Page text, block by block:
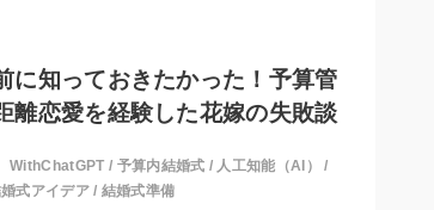
に知っておきたかった！予算管
離恋愛を経験した花嫁の失敗談
WithChatGPT / 予算内結婚式 / 人工知能（AI）
/
式アイデア/ 結婚式準備